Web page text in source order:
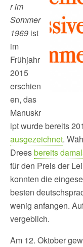
r im
Sommer
1969 ist
im
Frühjahr
2015
erschien
en, das
Manuskr
ipt wurde bereits
ausgezeichnet.
Dreesbereits
für den Preis der
konnten die
besten
wenig anfangen.
vergeblich.
Am 12. Oktober